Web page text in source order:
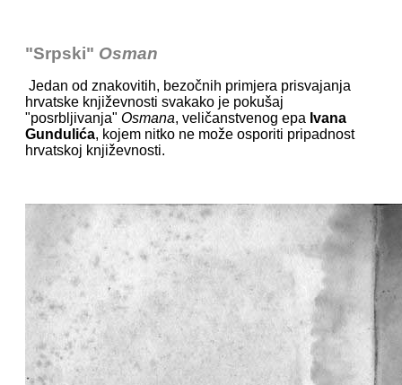
"Srpski" Osman
Jedan od znakovitih, bezočnih primjera prisvajanja
hrvatske književnosti svakako je pokušaj
"posrbljivanja" Osmana, veličanstvenog epa Ivana
Gundulića, kojem nitko ne može osporiti pripadnost
hrvatskoj književnosti.